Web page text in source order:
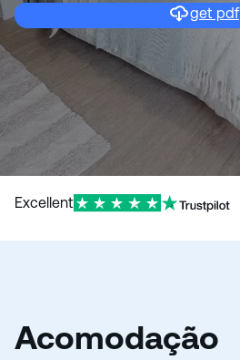
get pdf
Excellent
Acomodação